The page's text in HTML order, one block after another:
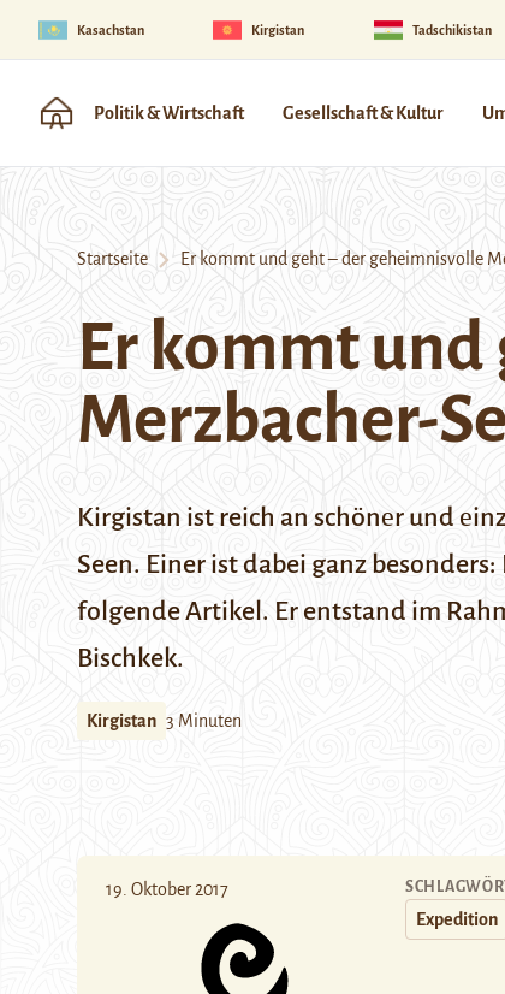
Kasachstan Kirgistan Tadschikistan
Politik & Wirtschaft Gesellschaft & Kultur
Startseite Er kommt und geht – der geheimnisvolle
Er kommt
Merzbacher-
Kirgistan ist reich an schönеr und е
Seen. Einer ist dabei ganz
folgende Artikel. Er entstand im
Bischkek.
Kirgistan 3 Minuten
19. Oktober 2017
Expedition